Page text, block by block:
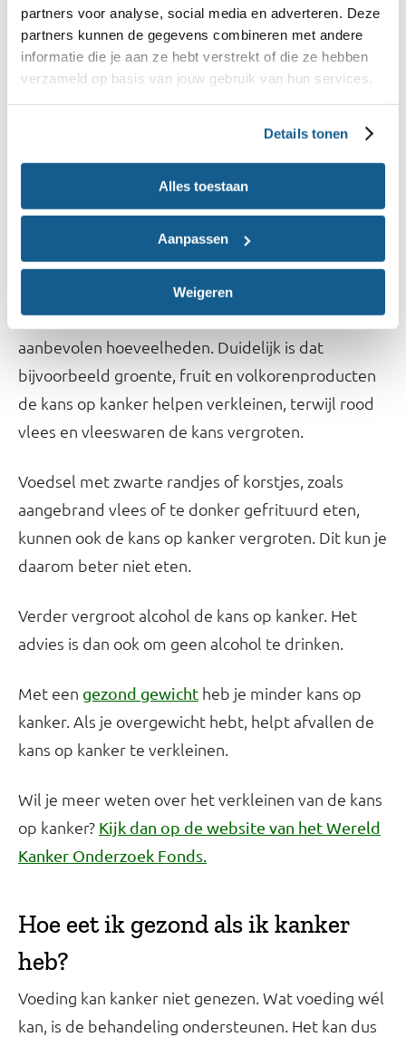
partners voor analyse, social media en adverteren. Deze
partners kunnen de gegevens combineren met andere
informatie die je aan ze hebt verstrekt of die ze hebben
verzameld op basis van jouw gebruik van hun services.
Details tonen
Alles toestaan
Aanpassen
Weigeren
andere soort te zijn.
Er zijn verschillende risicofactoren. Lees er hier
Verklein de kans op kanker - Wereld
Wat is de rol van voeding bij de
preventie van kanker?
Gezond en gevarieerd eten met deSchijf van
helpt de kans op kanker te verkleinen. Vul de
Schijf van Vijf voor jouin en ontdek jouw
aanbevolen hoeveelheden. Duidelijk is dat
bijvoorbeeld groente, fruit en volkorenproducten
de kans op kanker helpen verkleinen, terwijl rood
vlees en vleeswaren de kans vergroten.
Voedsel met zwarte randjes of korstjes, zoals
aangebrand vlees of te donker gefrituurd eten,
kunnen ook de kans op kanker vergroten. Dit kun je
daarom beter niet eten.
Verder vergroot alcohol de kans op kanker. Het
advies is dan ook om geen alcohol te drinken.
Met een gezond gewicht heb je minder kans op
kanker. Als je overgewicht hebt, helpt afvallen de
kans op kanker te verkleinen.
Wil je meer weten over het verkleinen van de kans
op kanker? Kijk dan op de website van het Wereld
Kanker Onderzoek Fonds.
Hoe eet ik gezond als ik kanker
heb?
Voeding kan kanker niet genezen. Wat voeding wél
kan, is de behandeling ondersteunen. Het kan dus